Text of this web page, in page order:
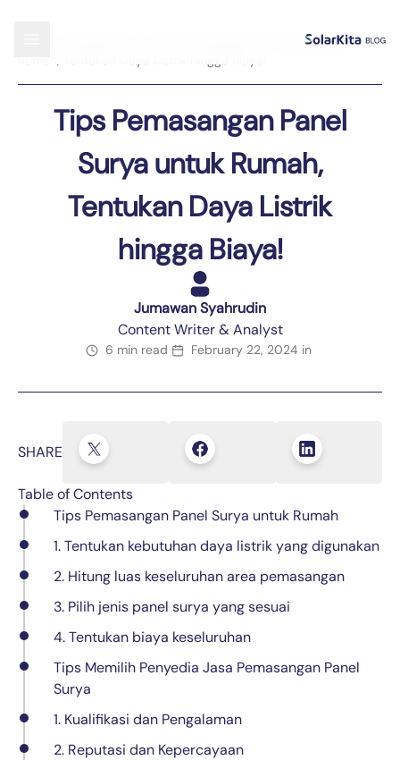
Tips Pemasangan Panel Surya untuk
Tips Pemasangan Panel
Surya untuk Rumah,
Tentukan Daya Listrik
hingga Biaya!
Jumawan Syahrudin
Content Writer & Analyst
6 min read February 22, 2024 in
SHARE
Table of Contents
Tips Pemasangan Panel Surya untuk Rumah
1. Tentukan kebutuhan daya listrik yang digunakan
2. Hitung luas keseluruhan area pemasangan
3. Pilih jenis panel surya yang sesuai
4. Tentukan biaya keseluruhan
Tips Memilih Penyedia Jasa Pemasangan Panel
Surya
1. Kualifikasi dan Pengalaman
2. Reputasi dan Kepercayaan